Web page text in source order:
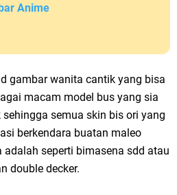
Anime
gambar wanita cantik yang bisa
macam model bus yang sia
semua skin bis ori yang
berkendara buatan maleo
seperti bimasena sdd atau
double decker.